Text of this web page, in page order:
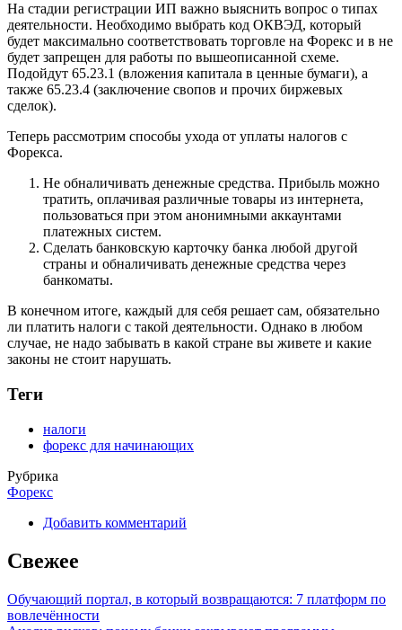
На стадии регистрации ИП важно выяснить вопрос о типах
деятельности. Необходимо выбрать код ОКВЭД, который
будет максимально соответствовать торговле на Форекс и в не
будет запрещен для работы по вышеописанной схеме.
Подойдут 65.23.1 (вложения капитала в ценные бумаги), а
также 65.23.4 (заключение свопов и прочих биржевых
сделок).
Теперь рассмотрим способы ухода от уплаты налогов с
Форекса.
Не обналичивать денежные средства. Прибыль можно
тратить, оплачивая различные товары из интернета,
пользоваться при этом анонимными аккаунтами
платежных систем.
Сделать банковскую карточку банка любой другой
страны и обналичивать денежные средства через
банкоматы.
В конечном итоге, каждый для себя решает сам, обязательно
ли платить налоги с такой деятельности. Однако в любом
случае, не надо забывать в какой стране вы живете и какие
законы не стоит нарушать.
Теги
налоги
форекс для начинающих
Рубрика
Форекс
Добавить комментарий
Свежее
Обучающий портал, в который возвращаются: 7 платформ по
вовлечённости